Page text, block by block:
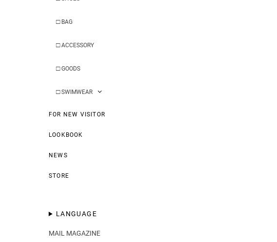
□ BAG
□ ACCESSORY
□ GOODS
□ SWIMWEAR
FOR NEW VISITOR
LOOKBOOK
NEWS
STORE
LANGUAGE
MAIL MAGAZINE